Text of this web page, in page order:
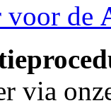
de
via